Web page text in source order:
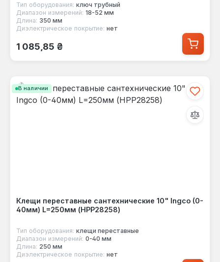
Тип оборудования: ключ трубный
Диапазон измерений: 18-52 мм
Длина: 350 мм
Диэлектрическое покрытие: нет
Обычная цена:
1 085,85 ₴
В наличии
Клещи переставные сантехнические 10" Ingco (0-
40мм) L=250мм (HPP28258)
Тип оборудования: клещи переставные
Диапазон измерений: 0-40 мм
Длина: 250 мм
Диэлектрическое покрытие: нет